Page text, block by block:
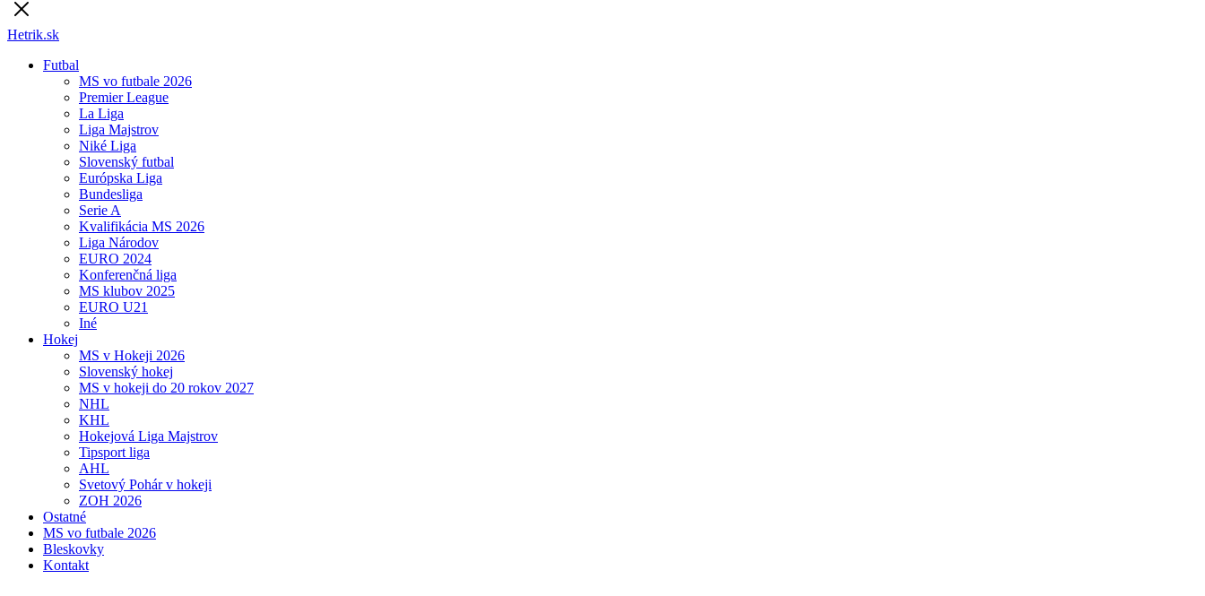
Hetrik.sk
Futbal
MS vo futbale 2026
Premier League
La Liga
Liga Majstrov
Niké Liga
Slovenský futbal
Európska Liga
Bundesliga
Serie A
Kvalifikácia MS 2026
Liga Národov
EURO 2024
Konferenčná liga
MS klubov 2025
EURO U21
Iné
Hokej
MS v Hokeji 2026
Slovenský hokej
MS v hokeji do 20 rokov 2027
NHL
KHL
Hokejová Liga Majstrov
Tipsport liga
AHL
Svetový Pohár v hokeji
ZOH 2026
Ostatné
MS vo futbale 2026
Bleskovky
Kontakt